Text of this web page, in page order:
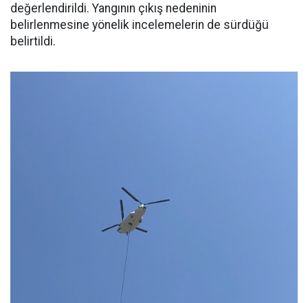
değerlendirildi. Yangının çıkış nedeninin
belirlenmesine yönelik incelemelerin de sürdüğü
belirtildi.